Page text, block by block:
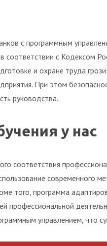
с программным
соответствии с Кодексом
и охране труда
При этом
руководства.
у нас
соответствия
современного
того, программа
профессиональной
управлением, что